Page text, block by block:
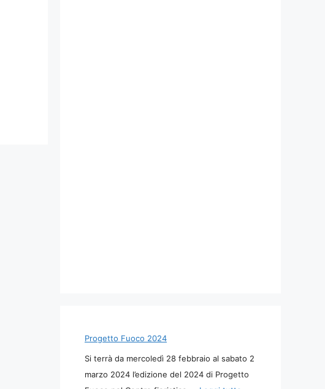
Progetto Fuoco 2024
Si terrà da mercoledì 28 febbraio al sabato 2
marzo 2024 l’edizione del 2024 di Progetto